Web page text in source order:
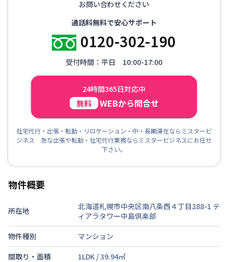
お問い合わせください
通話料無料で安心サポート
0120-302-190
受付時間：平日 10:00-17:00
24時間365日対応中
無料 WEBから問合せ
社宅代行・出張・転勤・リロケーション・中・長期滞在ならミスタービ
ジネス 急な出張や転勤・社宅代行業務ならミスタービジネスにお任せ
下さい。
物件概要
所在地 北海道札幌市中央区南八条西４丁目288-1 テ
ィアラタワー中島倶楽部
物件種別
マンション
間取り・面積
1LDK /39.94㎡